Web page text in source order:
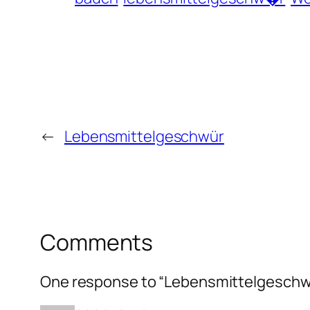
← Lebensmittelgeschwür
Comments
One response to